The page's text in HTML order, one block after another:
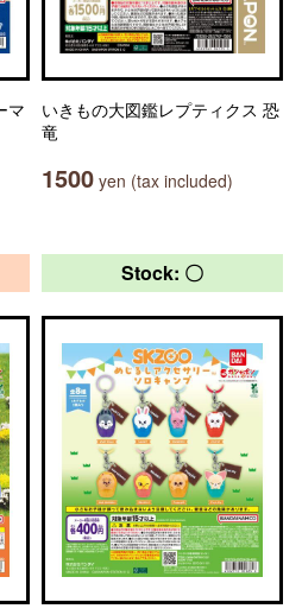
マ
いきもの大図鑑レプティクス 恐
竜
1500 yen (tax included)
Stock: 〇